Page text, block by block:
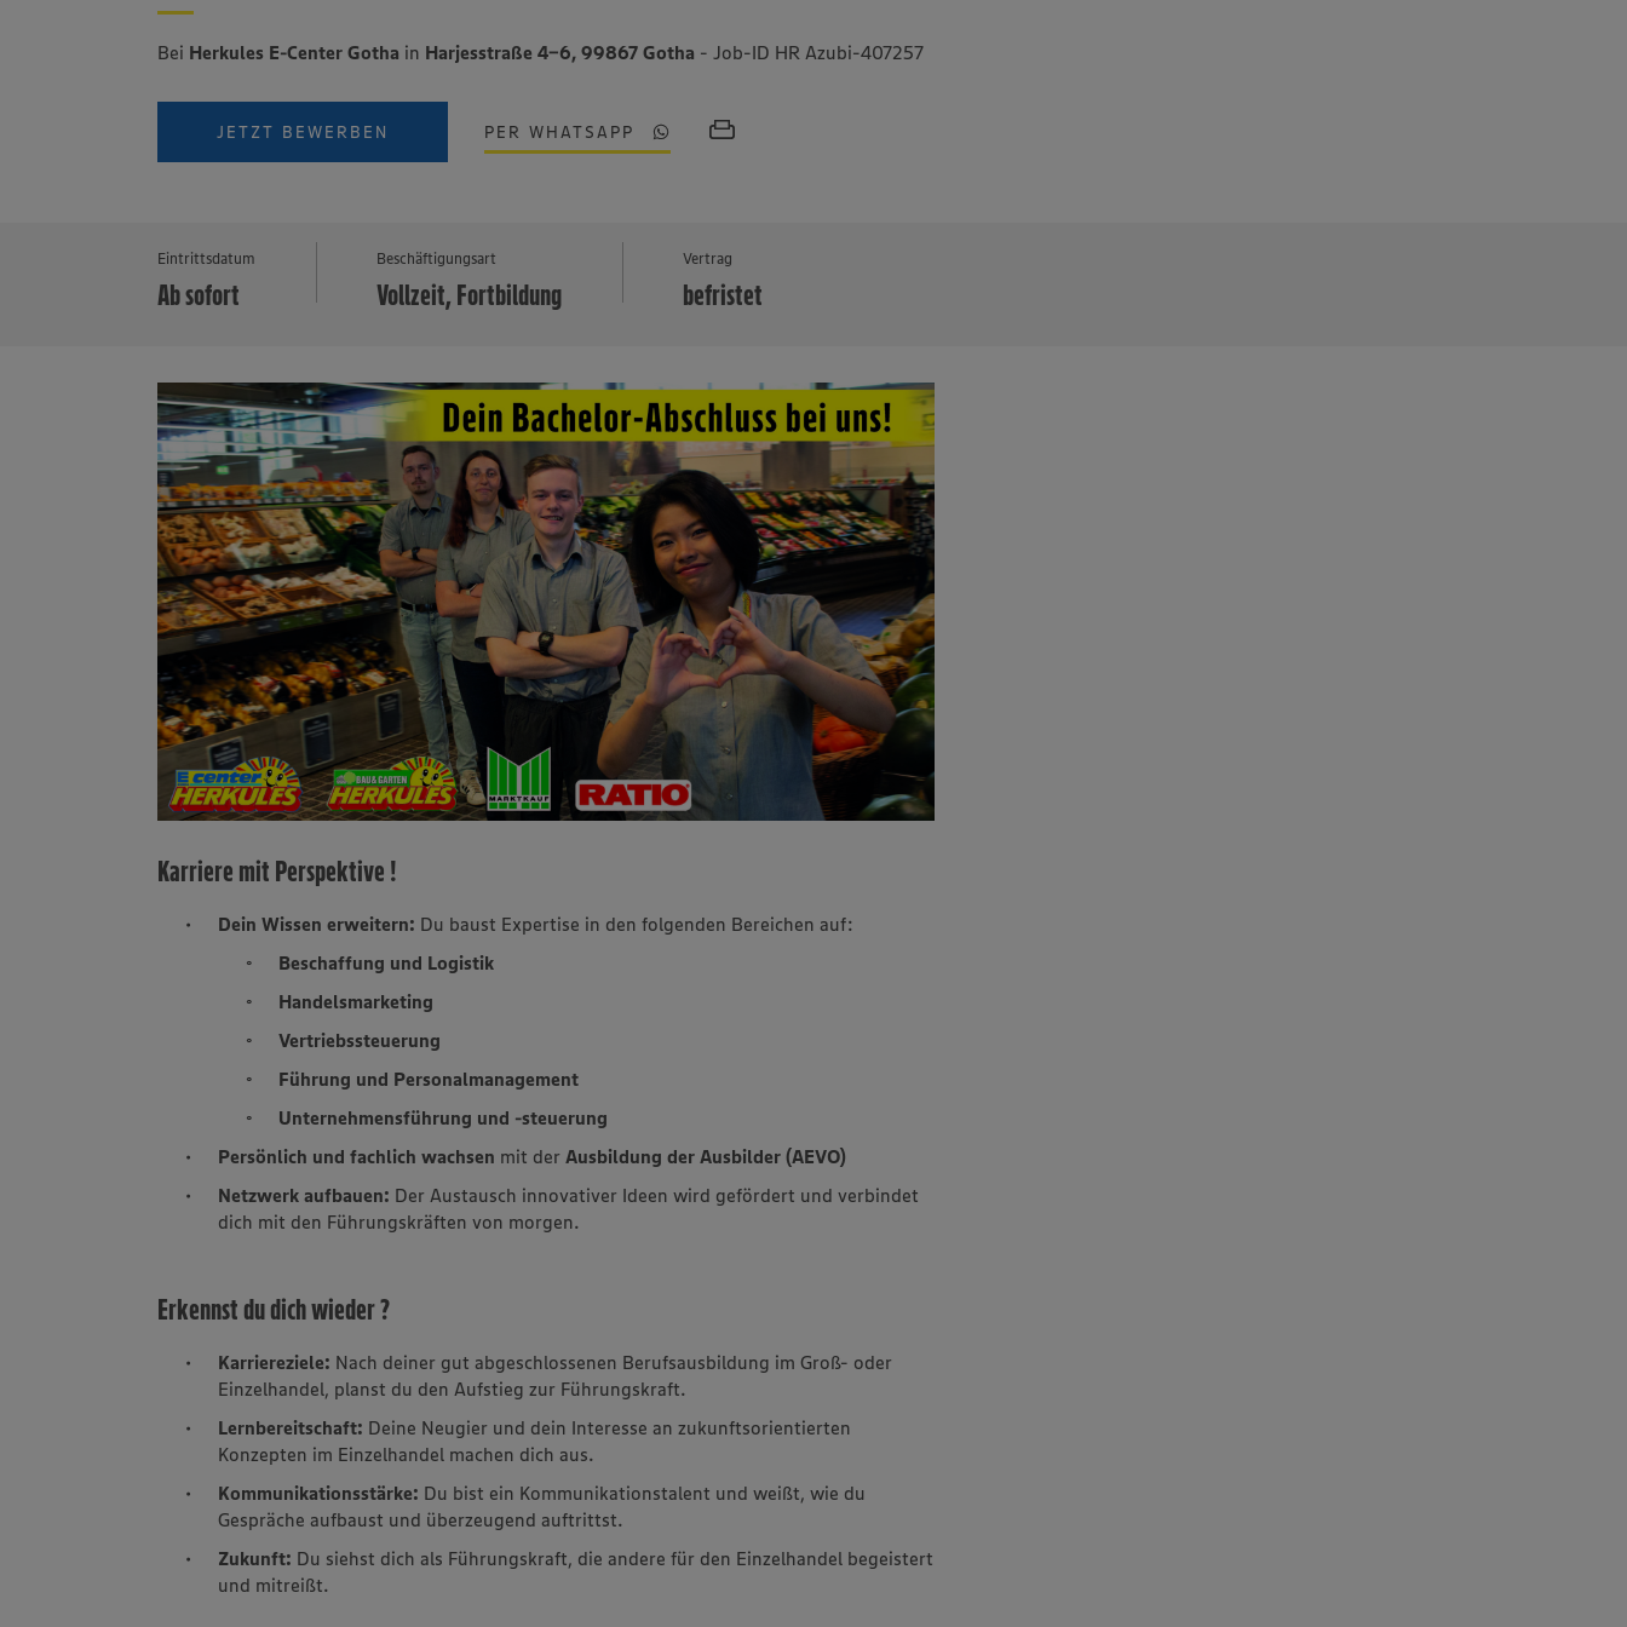
Bei Herkules E-Center Gotha in Harjesstraße 4-6, 99867 Gotha - Job-ID HR Azubi-407257
JETZT BEWERBEN PER WHATSAPP
Eintrittsdatum
Ab sofort
Beschäftigungsart
Vollzeit, Fortbildung
Vertrag
befristet
Karriere mit Perspektive !
Dein Wissen erweitern: Du baust Expertise in den folgenden Bereichen auf:
Beschaffung und Logistik
Handelsmarketing
Vertriebssteuerung
Führung und Personalmanagement
Unternehmensführung und -steuerung
Persönlich und fachlich wachsen mit derAusbildung der Ausbilder (AEVO)
Netzwerk aufbauen: Der Austausch innovativer Ideen wird gefördert und verbindet
dich mit den Führungskräften von morgen.
Erkennst du dich wieder ?
Karriereziele: Nach deiner gut abgeschlossenen Berufsausbildung im Groß- oder
Einzelhandel, planst du den Aufstieg zur Führungskraft.
Lernbereitschaft: Deine Neugier und dein Interesse an zukunftsorientierten
Konzepten im Einzelhandel machen dich aus.
Kommunikationsstärke: Du bist ein Kommunikationstalent und weißt, wie du
Gespräche aufbaust und überzeugend auftrittst.
Zukunft: Du siehst dich als Führungskraft, die andere für den Einzelhandel begeistert
und mitreißt.